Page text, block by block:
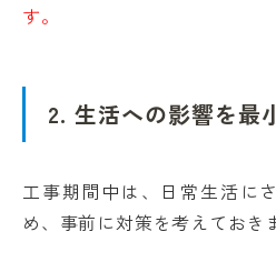
す。
2. 生活への影響を最
工事期間中は、日常生活に
め、事前に対策を考えておき